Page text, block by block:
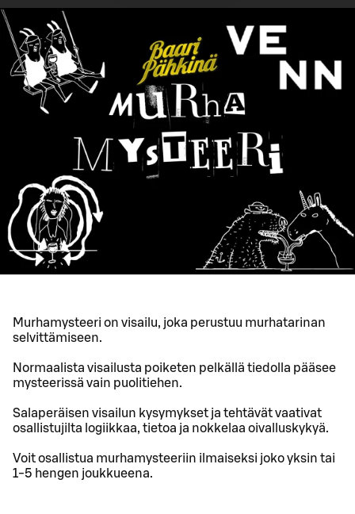
Murhamysteeri on visailu, joka perustuu murhatarinan
selvittämiseen.
Normaalista visailusta poiketen pelkällä tiedolla pääsee
mysteerissä vain puolitiehen.
Salaperäisen visailun kysymykset ja tehtävät vaativat
osallistujilta logiikkaa, tietoa ja nokkelaa oivalluskykyä.
Voit osallistua murhamysteeriin ilmaiseksi joko yksin tai
1-5 hengen joukkueena.